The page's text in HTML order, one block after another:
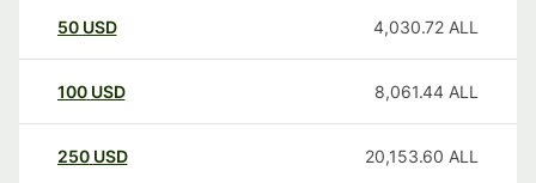
50 USD 4,030.72 ALL
100 USD 8,061.44 ALL
250 USD 20,153.60 ALL